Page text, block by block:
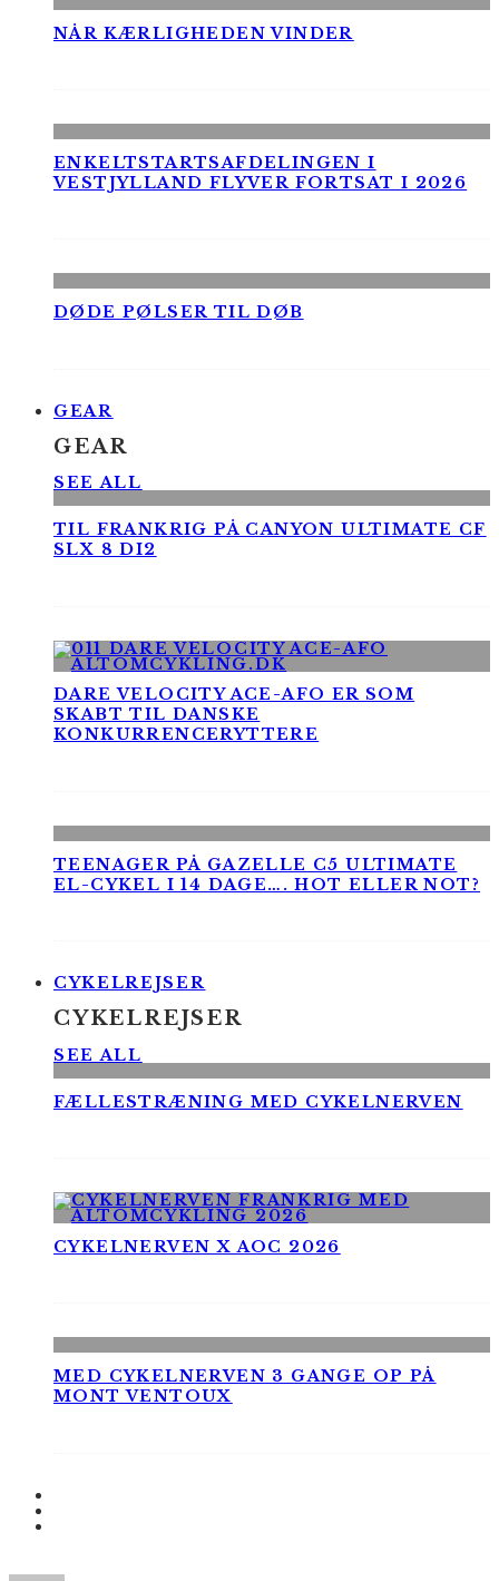
NÅR KÆRLIGHEDEN VINDER
ENKELTSTARTSAFDELINGEN I
VESTJYLLAND FLYVER FORTSAT I 2026
DØDE PØLSER TIL DØB
GEAR
GEAR
SEE ALL
TIL FRANKRIG PÅ CANYON ULTIMATE CF
SLX 8 DI2
DARE VELOCITY ACE-AFO ER SOM
SKABT TIL DANSKE
KONKURRENCERYTTERE
TEENAGER PÅ GAZELLE C5 ULTIMATE
EL-CYKEL I 14 DAGE…. HOT ELLER NOT?
CYKELREJSER
CYKELREJSER
SEE ALL
FÆLLESTRÆNING MED CYKELNERVEN
CYKELNERVEN X AOC 2026
MED CYKELNERVEN 3 GANGE OP PÅ
MONT VENTOUX